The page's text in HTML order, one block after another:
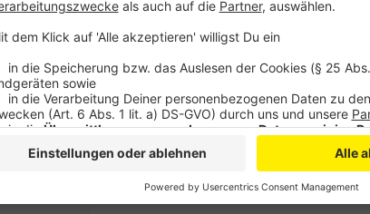
Anzeige
Krötenwanderung in Leverkusen
Kriminalstatistik der Polizei für
Leverkusen: Neue Sporthallen an der